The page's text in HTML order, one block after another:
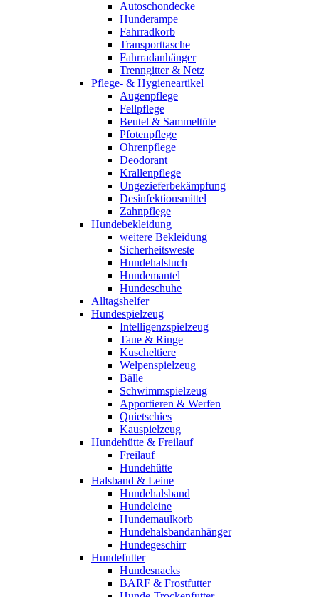
Autoschondecke
Hunderampe
Fahrradkorb
Transporttasche
Fahrradanhänger
Trenngitter & Netz
Pflege- & Hygieneartikel
Augenpflege
Fellpflege
Beutel & Sammeltüte
Pfotenpflege
Ohrenpflege
Deodorant
Krallenpflege
Ungezieferbekämpfung
Desinfektionsmittel
Zahnpflege
Hundebekleidung
weitere Bekleidung
Sicherheitsweste
Hundehalstuch
Hundemantel
Hundeschuhe
Alltagshelfer
Hundespielzeug
Intelligenzspielzeug
Taue & Ringe
Kuscheltiere
Welpenspielzeug
Bälle
Schwimmspielzeug
Apportieren & Werfen
Quietschies
Kauspielzeug
Hundehütte & Freilauf
Freilauf
Hundehütte
Halsband & Leine
Hundehalsband
Hundeleine
Hundemaulkorb
Hundehalsbandanhänger
Hundegeschirr
Hundefutter
Hundesnacks
BARF & Frostfutter